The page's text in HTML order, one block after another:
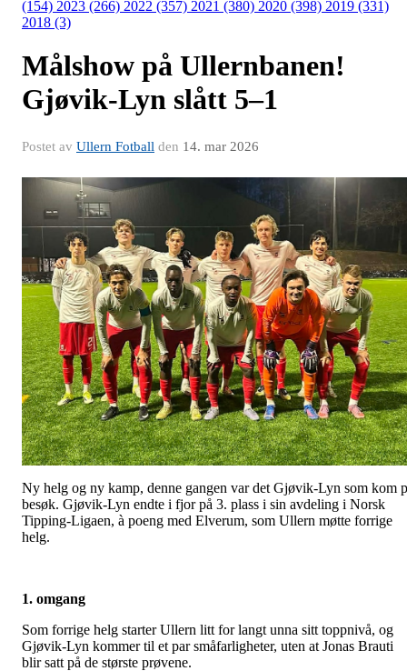
(154) 2023 (266) 2022 (357) 2021 (380) 2020 (398) 2019 (331)
2018 (3)
Målshow på Ullernbanen!
Gjøvik-Lyn slått 5–1
Postet av Ullern Fotball den 14. mar 2026
Ny helg og ny kamp, denne gangen var det Gjøvik-Lyn som kom
besøk. Gjøvik-Lyn endte i fjor på 3. plass i sin avdeling i Norsk
Tipping-Ligaen, à poeng med Elverum, som Ullern møtte forrige
helg.
1. omgang
Som forrige helg starter Ullern litt for langt unna sitt toppnivå, og
Gjøvik-Lyn kommer til et par småfarligheter, uten at Jonas Brauti
blir satt på de største prøvene.